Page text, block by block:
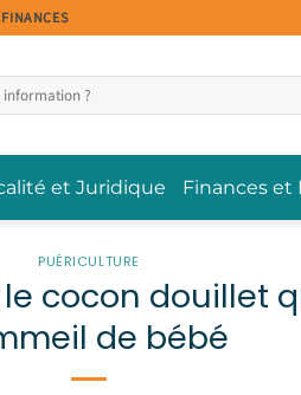
et Juridique Finances
PUÉRICULTURE
cocon douillet
de bébé